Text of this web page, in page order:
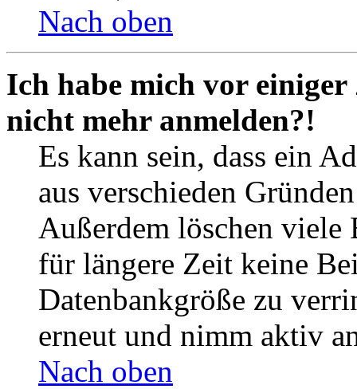
Nach oben
Ich habe mich vor
nicht mehr anmelden?!
Es kann sein, dass ein
aus verschieden
Außerdem löschen viele
für längere Zeit keine
Datenbankgröße zu
erneut und nimm aktiv
Nach oben